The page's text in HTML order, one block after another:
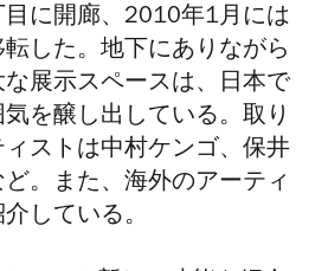
に開廊、2010年1月には
した。地下にありながら
展示スペースは、日本で
を醸し出している。取り
ストは中村ケンゴ、保井
。また、海外のアーティ
している。